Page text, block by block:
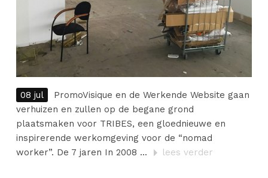
08 jul
PromoVisique en de Werkende Website gaan
verhuizen en zullen op de begane grond
plaatsmaken voor TRIBES, een gloednieuwe en
inspirerende werkomgeving voor de “nomad
worker”. De 7 jaren In 2008 ...
lees verder